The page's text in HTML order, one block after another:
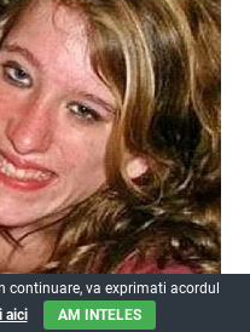
continuare, va exprimati acordul
aici AM INTELES